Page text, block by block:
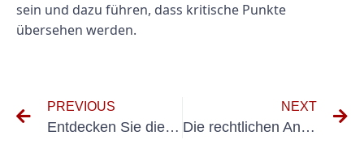
sein und dazu führen, dass kritische Punkte
übersehen werden.
PREVIOUS
Entdecken Sie die Vorteile der Zusammenarbeit mit einem E-Check Fachbetrieb
NEXT
Die rechtlichen Anforderungen an die Gabelstaplerprüfung